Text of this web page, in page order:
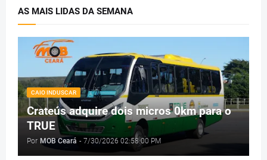
AS MAIS LIDAS DA SEMANA
CAIO INDUSCAR
Crateús adquire dois micros 0km para o
TRUE
Por MOB Ceará - 7/30/2026 02:58:00 PM